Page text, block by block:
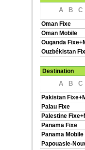
A B C
Oman Fixe
Oman Mobile
Ouganda
Ouzbékistan
Destination
A B C
Pakistan
Palau Fixe
Palestine
Panama Fixe
Panama Mobile
Papouasie-